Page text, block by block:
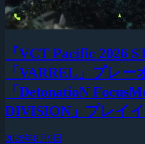
『VCT Pacific 2026
「VARREL」プレー
「DetonatioN
DIVISION」プレイ
2026年8月9日